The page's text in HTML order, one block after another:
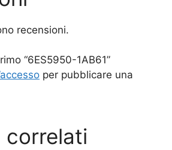
recensioni.
“6ES5950-1AB61”
per pubblicare una
correlati